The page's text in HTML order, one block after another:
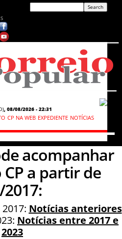
, 08/08/2026 - 22:31
CP NA WEB EXPEDIENTE NOTÍCIAS
acompanhar
a partir de
Notícias anteriores
Notícias entre 2017 e
2023